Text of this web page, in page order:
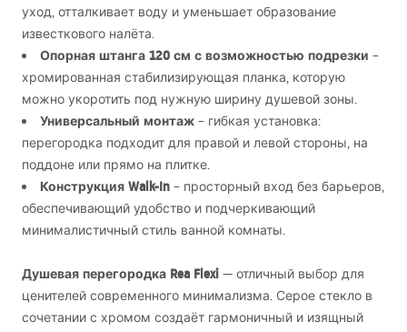
уход, отталкивает воду и уменьшает образование
известкового налёта.
Опорная штанга 120 см с возможностью подрезки –
хромированная стабилизирующая планка, которую
можно укоротить под нужную ширину душевой зоны.
Универсальный монтаж – гибкая установка:
перегородка подходит для правой и левой стороны, на
поддоне или прямо на плитке.
Конструкция Walk-In – просторный вход без барьеров,
обеспечивающий удобство и подчеркивающий
минималистичный стиль ванной комнаты.
Душевая перегородка Rea Flexi — отличный выбор для
ценителей современного минимализма. Серое стекло в
сочетании с хромом создаёт гармоничный и изящный